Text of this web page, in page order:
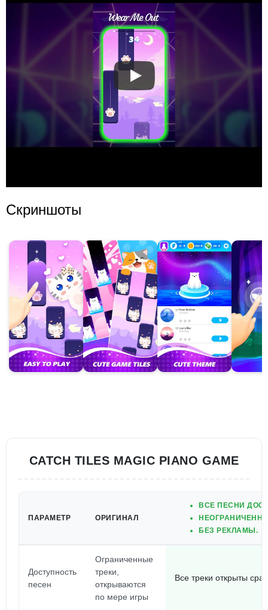
Скриншоты
CATCH TILES MAGIC PIANO GAME
ПАРАМЕТР ОРИГИНАЛ
ВСЕ ПЕСНИ
БЕЗ РЕКЛАМЫ.
Доступность
песен
Ограниченные
треки,
открываются
по мере игры
Все треки открыты